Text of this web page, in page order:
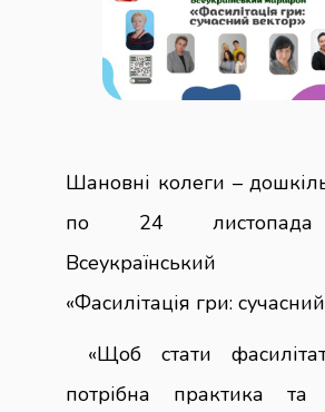
Шановні колеги –
по 24 листопада
Всеукраїнський
«Фасилітація гри:
«Щоб стати
потрібна практика та